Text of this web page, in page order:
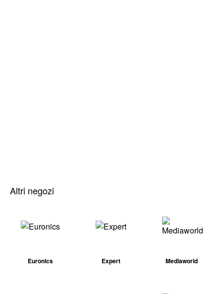
Altri negozi
Euronics Expert Mediaworld